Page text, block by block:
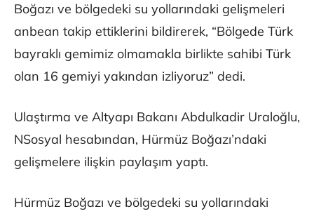
Boğazı ve bölgedeki su yollarındaki gelişmeleri
anbean takip ettiklerini bildirerek, “Bölgede Türk
bayraklı gemimiz olmamakla birlikte sahibi Türk
olan 16 gemiyi yakından izliyoruz” dedi.
Ulaştırma ve Altyapı Bakanı Abdulkadir Uraloğlu,
NSosyal hesabından, Hürmüz Boğazı’ndaki
gelişmelere ilişkin paylaşım yaptı.
Hürmüz Boğazı ve bölgedeki su yollarındaki